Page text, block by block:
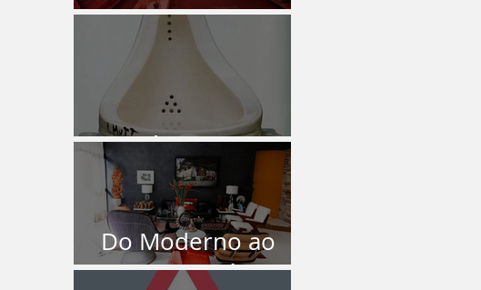
O Vermelho
Isto é Arte?
Do Moderno ao
Contemporâneo